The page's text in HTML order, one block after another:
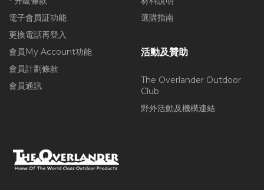
電子會員証功能
更換電話再登入
會員My Account功能
會員計劃條款
會員通訊
選購指南
活動及贊助
The Overlander Outdoor
Club
野外活動及機構連結